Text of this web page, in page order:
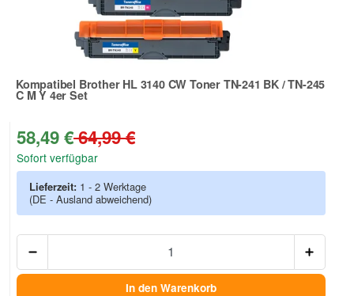
Kompatibel Brother HL 3140 CW Toner TN-241 BK / TN-245
C M Y 4er Set
Zur Artikelbewertung
58,49 €64,99 €
Sofort verfügbar
Lieferzeit: 1 - 2 Werktage
(DE - Ausland abweichend)
In den Warenkorb